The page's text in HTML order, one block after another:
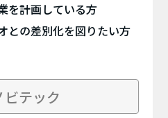
を計画している方
との差別化を図りたい方